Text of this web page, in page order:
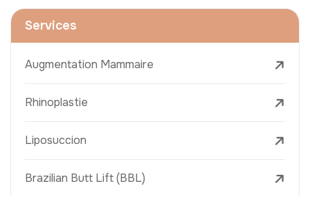
Services
Augmentation Mammaire
Rhinoplastie
Liposuccion
Brazilian Butt Lift (BBL)